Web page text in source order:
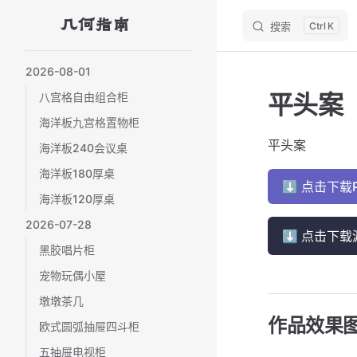
Skip to content
几何指南 搜索 K
2026-08-01
八宫格自由组合柜
海洋板九宫格置物柜
海洋板240会议桌
海洋板180厚桌
海洋板120厚桌
2026-07-28
黑胶唱片柜
宠物玩偶小屋
墩墩茶几
欧式圆弧抽屉四斗柜
五抽屉电视柜
平头案
平头案
⬇ 点击下载
⬇ 点击下载
作品效果